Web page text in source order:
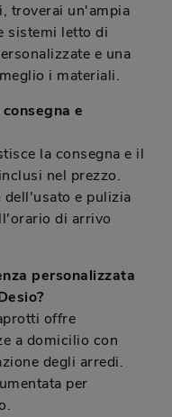
troverai un'ampia
sistemi letto di
e una
i materiali.
e
la consegna e il
nel prezzo.
e pulizia
di arrivo
personalizzata
offre
a domicilio con
degli arredi.
per